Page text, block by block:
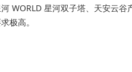
WORLD 星河双子塔、天安云
极高。